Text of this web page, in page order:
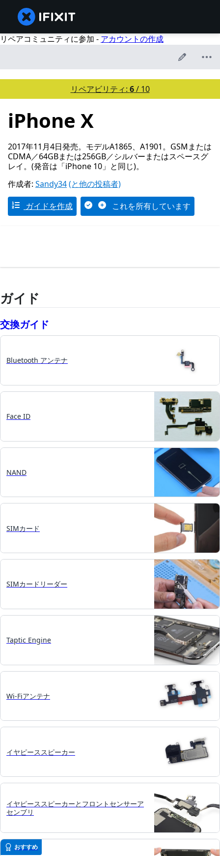
リペアコミュニティに参加 - アカウントの作成
リペアビリティ: 6/ 10
iPhone X
2017年11月4日発売。モデルA1865、A1901。GSMまたは
CDMA／64GBまたは256GB／シルバーまたはスペースグ
レイ。(発音は「iPhone 10」と同じ)。
作成者: Sandy34(と他の投稿者)
ガイドを作成 これを所有しています
ガイド
交換ガイド
Bluetooth アンテナ
Face ID
NAND
SIMカード
SIMカードリーダー
Taptic Engine
Wi-Fiアンテナ
イヤピーススピーカー
イヤピーススピーカーとフロントセンサーア
センブリ
おすすめ